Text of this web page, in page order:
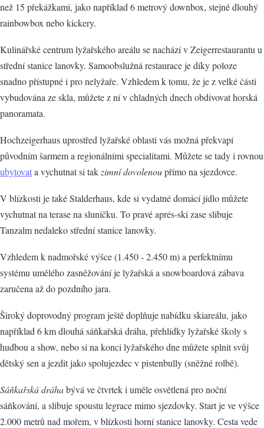
než 15 překážkami, jako například 6 metrový downbox, stejně dlouhý
rainbowbox nebo kickery.
Kulinářské centrum lyžařského areálu se nachází v Zeigerrestaurantu u
střední stanice lanovky. Samoobslužná restaurace je díky poloze
snadno přístupné i pro nelyžaře. Vzhledem k tomu, že je z velké části
vybudována ze skla, můžete z ní v chladných dnech obdivovat horská
panoramata.
Hochzeigerhaus uprostřed lyžařské oblasti vás možná překvapí
původním šarmem a regionálními specialitami. Můžete se tady i rovnou
ubytovata vychutnat si tak zimní dovolenoupřímo na sjezdovce.
V blízkosti je také Stalderhaus, kde si vydatné domácí jídlo můžete
vychutnat na terase na sluníčku. To pravé aprés-ski zase slibuje
Tanzalm nedaleko střední stanice lanovky.
Vzhledem k nadmořské výšce (1.450 - 2.450 m) a perfektnímu
systému umělého zasněžování je lyžařská a snowboardová zábava
zaručena až do pozdního jara.
Široký doprovodný program ještě doplňuje nabídku skiareálu, jako
například 6 km dlouhá sáňkařská dráha, přehlídky lyžařské školy s
hudbou a show, nebo si na konci lyžařského dne můžete splnit svůj
dětský sen a jezdit jako spolujezdec v pistenbully (sněžné rolbě).
Sáňkařská dráhabývá ve čtvrtek i uměle osvětlená pro noční
sáňkování, a slibuje spoustu legrace mimo sjezdovky. Start je ve výšce
2.000 metrů nad mořem, v blízkosti horní stanice lanovky. Cesta vede